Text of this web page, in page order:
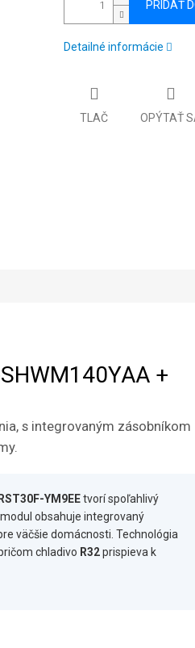
PRIDAŤ
Detailné informácie
TLAČ OPÝTAŤ
+
s integrovaným zásobníkom
YM9EEtvorí spoľahlivý
modul obsahuje integrovaný
väčšie domácnosti. Technológia
chladivo R32prispieva k